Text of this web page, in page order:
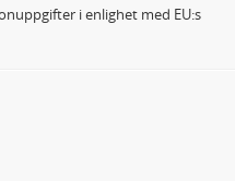
i enlighet med EU:s